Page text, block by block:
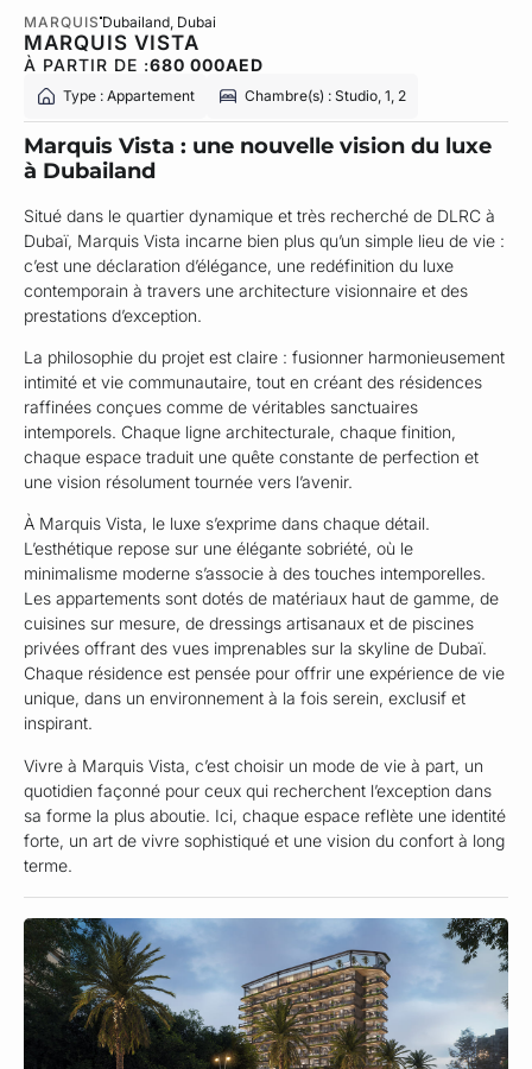
MARQUIS Dubailand , Dubai
MARQUIS VISTA
À PARTIR DE :680 000AED
Type : Appartement Chambre(s) : Studio, 1, 2
Marquis Vista : une nouvelle vision du luxe
à Dubailand
Situé dans le quartier dynamique et très recherché de DLRC à
Dubaï, Marquis Vista incarne bien plus qu’un simple lieu de vie :
c’est une déclaration d’élégance, une redéfinition du luxe
contemporain à travers une architecture visionnaire et des
prestations d’exception.
La philosophie du projet est claire : fusionner harmonieusement
intimité et vie communautaire, tout en créant des résidences
raffinées conçues comme de véritables sanctuaires
intemporels. Chaque ligne architecturale, chaque finition,
chaque espace traduit une quête constante de perfection et
une vision résolument tournée vers l’avenir.
À Marquis Vista, le luxe s’exprime dans chaque détail.
L’esthétique repose sur une élégante sobriété, où le
minimalisme moderne s’associe à des touches intemporelles.
Les appartements sont dotés de matériaux haut de gamme, de
cuisines sur mesure, de dressings artisanaux et de piscines
privées offrant des vues imprenables sur la skyline de Dubaï.
Chaque résidence est pensée pour offrir une expérience de vie
unique, dans un environnement à la fois serein, exclusif et
inspirant.
Vivre à Marquis Vista, c’est choisir un mode de vie à part, un
quotidien façonné pour ceux qui recherchent l’exception dans
sa forme la plus aboutie. Ici, chaque espace reflète une identité
forte, un art de vivre sophistiqué et une vision du confort à long
terme.